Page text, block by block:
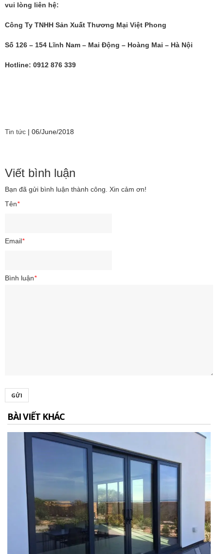
vui lòng liên hệ:
Công Ty TNHH Sản Xuất Thương Mại Việt Phong
Số 126 – 154 Lĩnh Nam – Mai Động – Hoàng Mai – Hà Nội
Hotline: 0912 876 339
Tin tức | 06/June/2018
Viết bình luận
Bạn đã gửi bình luận thành công. Xin cảm ơn!
Tên*
Email*
Bình luận*
GỬI
BÀI VIẾT KHÁC